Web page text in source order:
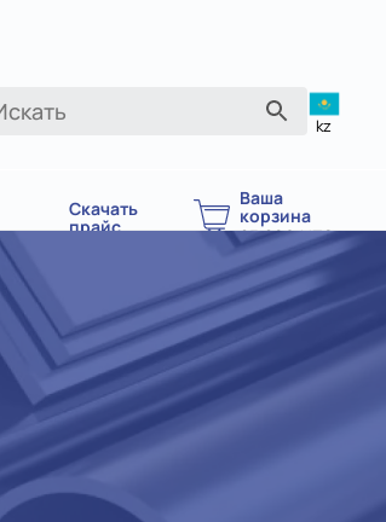
kz
Скачать
прайс
Ваша
корзина
25.806 UZS